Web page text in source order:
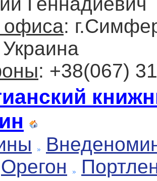
офиса:
: +38(067)
Орегон